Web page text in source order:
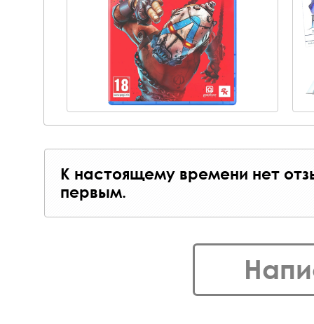
К настоящему времени нет
первым.